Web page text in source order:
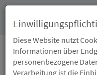
29.09.2014
Diese Website nutzt
Informationen über
personenbezogene
Verarbeitung ist die